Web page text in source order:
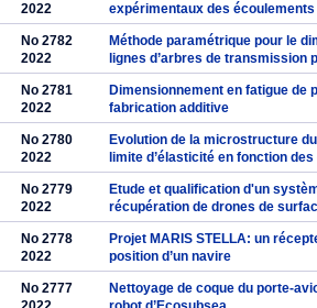
2022
expérimentaux des
No 2782
2022
Méthode paramétrique pour le
lignes d’arbres de transmission
No 2781
2022
Dimensionnement en fatigue de
fabrication additive
No 2780
2022
Evolution de la microstructure
limite d’élasticité en fonction
No 2779
2022
Etude et qualification d'un
récupération de drones de
No 2778
2022
Projet MARIS STELLA: un
position d’un navire
No 2777
Nettoyage de coque du porte-